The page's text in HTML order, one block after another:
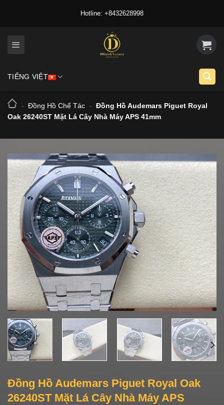
Hotline: +8432628998
TIẾNG VIỆT
- Đồng Hồ Chế Tác - Đồng Hồ Audemars Piguet Royal
Oak 26240ST Mặt Lá Cây Nhà Máy APS 41mm
Đồng Hồ Audemars Piguet Royal Oak
26240ST Mặt Lá Cây Nhà Máy APS